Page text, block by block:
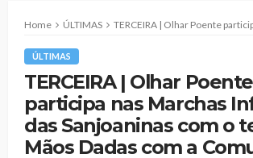
Home ÚLTIMAS TERCEIRA | Olhar Poente participa nas Marchas Infantis das Sanjoaninas com
ÚLTIMAS
TERCEIRA | Olhar Poente
participa nas Marchas
das Sanjoaninas com o
Mãos Dadas com a